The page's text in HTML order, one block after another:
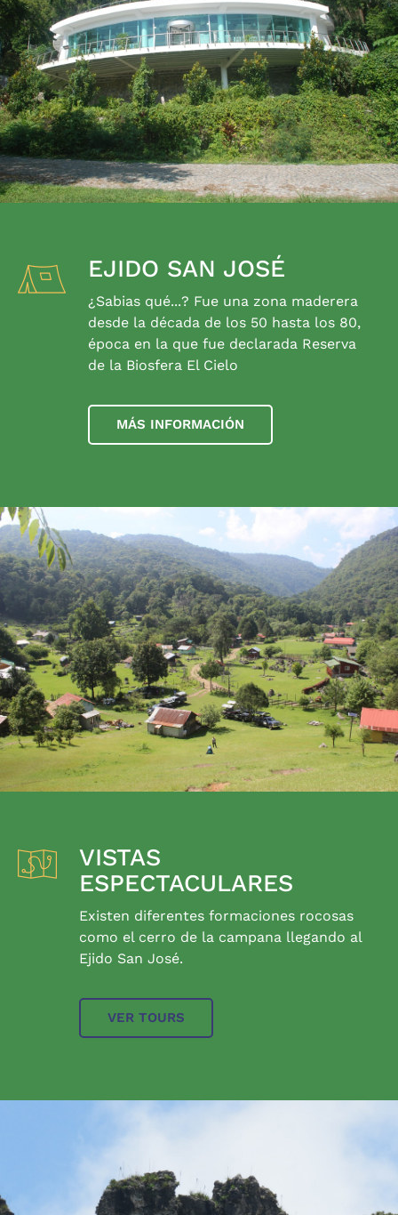
EJIDO SAN JOSÉ
¿Sabias qué...? Fue una zona maderera
desde la década de los 50 hasta los 80,
época en la que fue declarada Reserva
de la Biosfera El Cielo
MÁS INFORMACIÓN
VISTAS
ESPECTACULARES
Existen diferentes formaciones rocosas
como el cerro de la campana llegando al
Ejido San José.
VER TOURS